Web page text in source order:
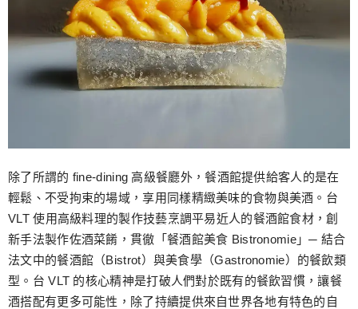
除了所謂的 fine-dining 高級餐廳外，餐酒館提供給客人的是在
輕鬆、不受拘束的場域，享用同樣精緻美味的食物與美酒。台
VLT 使用高級料理的製作技藝烹調平易近人的餐酒館食材，創
新手法製作佐酒菜餚，貫徹「餐酒館美食 Bistronomie」─ 結合
法文中的餐酒館（Bistrot）與美食學（Gastronomie）的餐飲類
型。台 VLT 的核心精神是打破人們對於既有的餐飲習慣，讓餐
酒搭配有更多可能性，除了持續提供來自世界各地有特色的自